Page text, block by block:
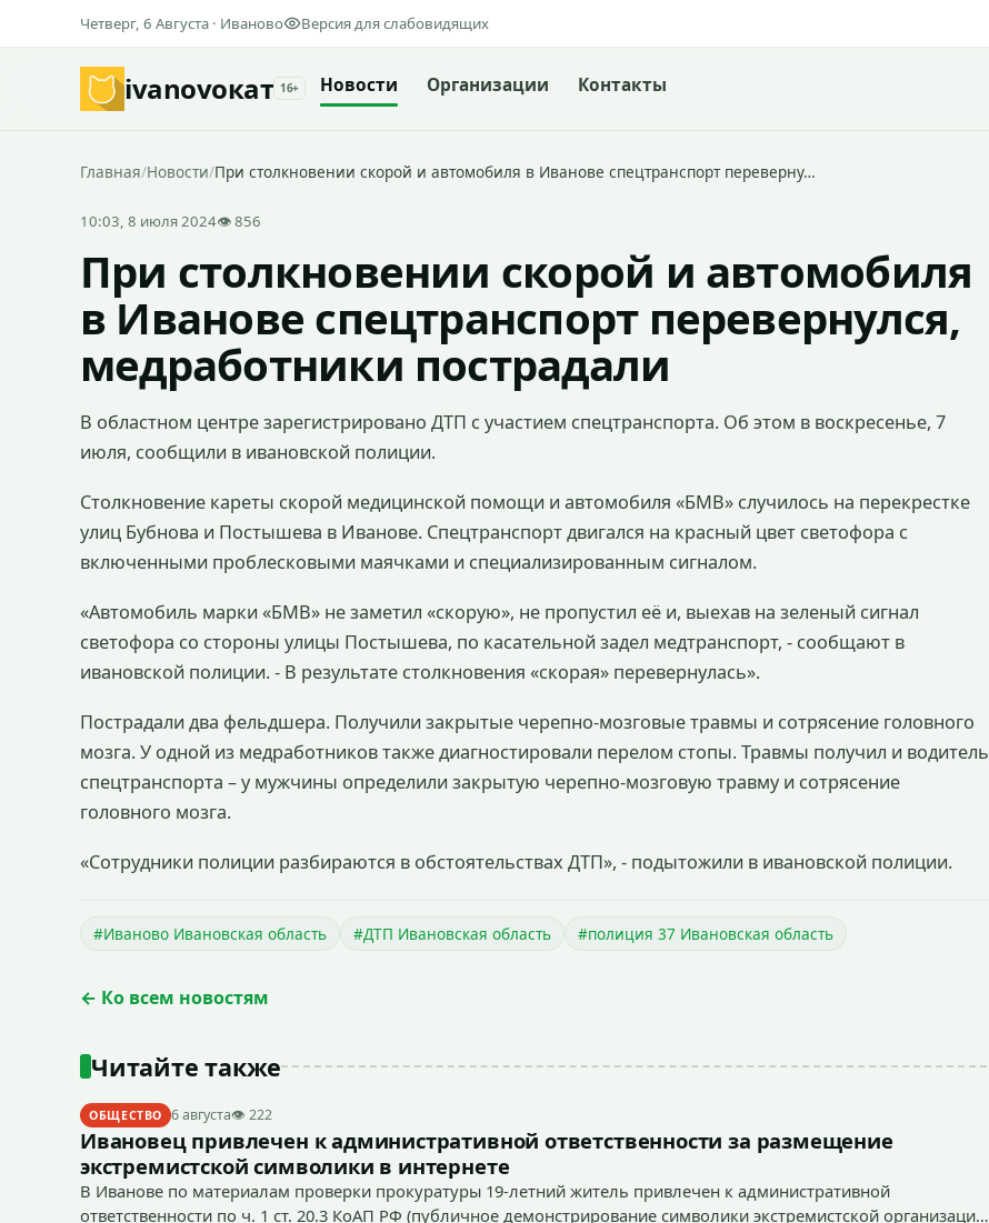
Четверг, 6 Августа · Иваново Версия для слабовидящих
ivanovoкат 16+ Новости Организации Контакты
Главная/Новости/При столкновении скорой и автомобиля в Иванове спецтранспорт переверну…
10:03, 8 июля 2024👁 856
При столкновении скорой и автомобиля
в Иванове спецтранспорт перевернулся,
медработники пострадали
В областном центре зарегистрировано ДТП с участием спецтранспорта. Об этом в воскресенье, 7
июля, сообщили в ивановской полиции.
Столкновение кареты скорой медицинской помощи и автомобиля «БМВ» случилось на перекрестке
улиц Бубнова и Постышева в Иванове. Спецтранспорт двигался на красный цвет светофора с
включенными проблесковыми маячками и специализированным сигналом.
«Автомобиль марки «БМВ» не заметил «скорую», не пропустил её и, выехав на зеленый сигнал
светофора со стороны улицы Постышева, по касательной задел медтранспорт, - сообщают в
ивановской полиции. - В результате столкновения «скорая» перевернулась».
Пострадали два фельдшера. Получили закрытые черепно-мозговые травмы и сотрясение головного
мозга. У одной из медработников также диагностировали перелом стопы. Травмы получил и водитель
спецтранспорта – у мужчины определили закрытую черепно-мозговую травму и сотрясение
головного мозга.
«Сотрудники полиции разбираются в обстоятельствах ДТП», - подытожили в ивановской полиции.
#Иваново Ивановская область #ДТП Ивановская область #полиция 37 Ивановская область
← Ко всем новостям
Читайте также
ОБЩЕСТВО 6 августа👁 222
Ивановец привлечен к административной ответственности за размещение
экстремистской символики в интернете
В Иванове по материалам проверки прокуратуры 19-летний житель привлечен к административной
ответственности по ч. 1 ст. 20.3 КоАП РФ (публичное демонстрирование символики экстремистской организации,